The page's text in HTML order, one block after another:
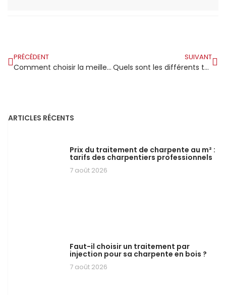
PRÉCÉDENT
Comment choisir la meilleure entreprise de charpente bois ?
SUIVANT
Quels sont les différents types de charpente métallique ?
ARTICLES RÉCENTS
Prix du traitement de charpente au m² :
tarifs des charpentiers professionnels
7 août 2026
Faut-il choisir un traitement par
injection pour sa charpente en bois ?
7 août 2026